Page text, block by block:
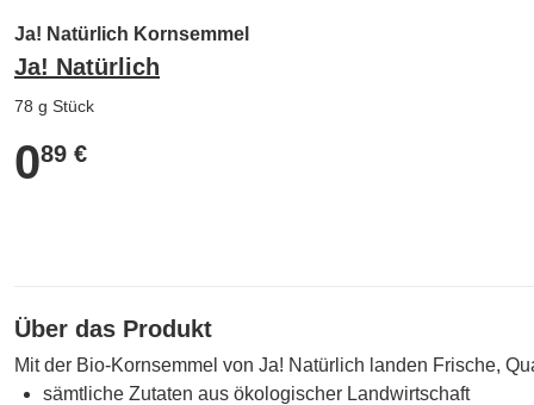
Ja! Natürlich Kornsemmel
Ja! Natürlich
78 g Stück
0,89 €
089 €
Über das Produkt
Mit der Bio-Kornsemmel von Ja! Natürlich landen Frische,
sämtliche Zutaten aus ökologischer Landwirtschaft